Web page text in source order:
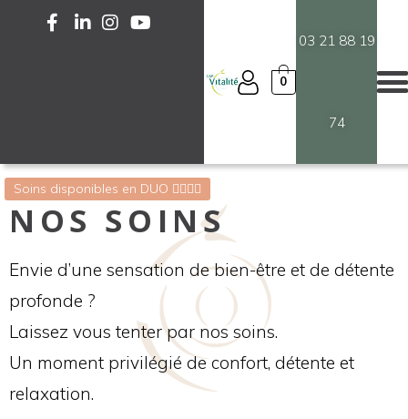
0
03 21 88 19
74
Soins disponibles en DUO 💆‍♀️💆‍♂️
NOS SOINS
Envie d’une sensation de bien-être et de détente
profonde ?
Laissez vous tenter par nos soins.
Un moment privilégié de confort, détente et
relaxation.